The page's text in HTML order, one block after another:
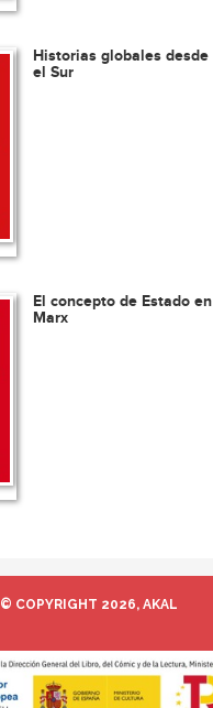
Historias globales desde
el Sur
El concepto de Estado en
Marx
© COPYRIGHT 2026, AKAL